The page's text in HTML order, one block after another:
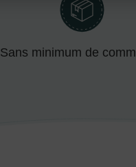
Sans minimum de